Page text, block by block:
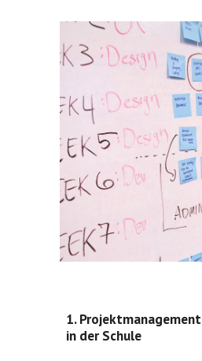
1. Projektmanagement
in der Schule